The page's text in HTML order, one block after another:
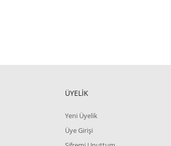
ÜYELİK
Yeni Üyelik
Üye Girişi